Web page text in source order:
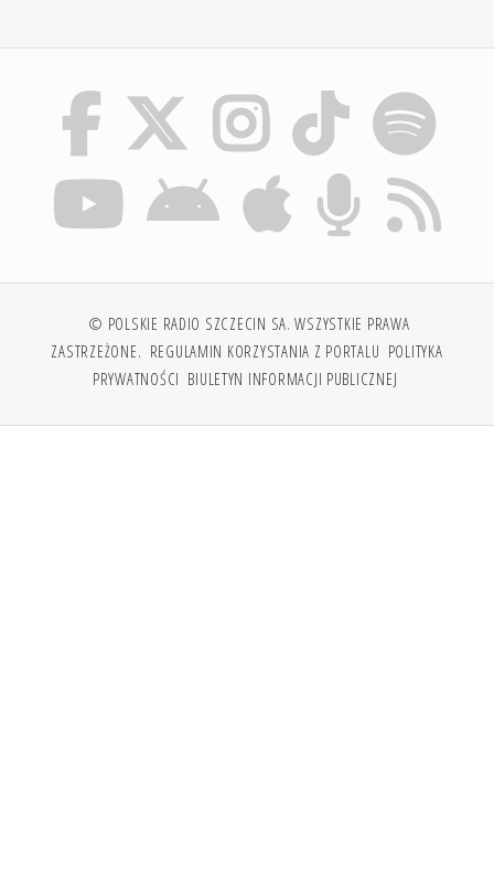
© POLSKIE RADIO SZCZECIN SA. WSZYSTKIE PRAWA
ZASTRZEŻONE. REGULAMIN KORZYSTANIA Z PORTALU POLITYKA
PRYWATNOŚCI BIULETYN INFORMACJI PUBLICZNEJ